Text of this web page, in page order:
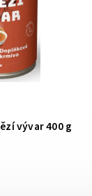
vývar 400 g